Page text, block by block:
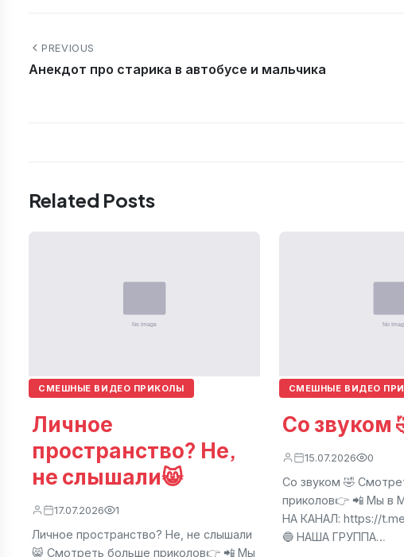
PREVIOUS
Анекдот про старика в автобусе и мальчика
Related Posts
СМЕШНЫЕ ВИДЕО ПРИКОЛЫ
Личное
пространство? Не,
не слышали😸
17.07.2026 1
Личное пространство? Не, не слышали
😸 Смотреть больше приколов👉 📲 Мы
СМЕШНЫЕ ВИДЕО
Со звуком
15.07.2026 0
Со звуком 🤣
приколов👉 📲 Мы в
НА КАНАЛ: https://
🔵 НАША ГРУППА…